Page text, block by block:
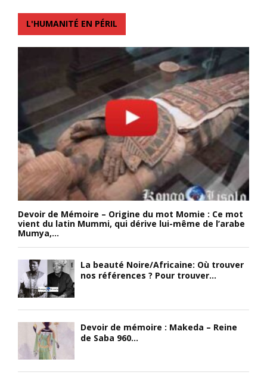
L'HUMANITÉ EN PÉRIL
Devoir de Mémoire – Origine du mot Momie : Ce mot
vient du latin Mummi, qui dérive lui-même de l’arabe
Mumya,...
La beauté Noire/Africaine: Où trouver
nos références ? Pour trouver...
Devoir de mémoire : Makeda – Reine
de Saba 960...